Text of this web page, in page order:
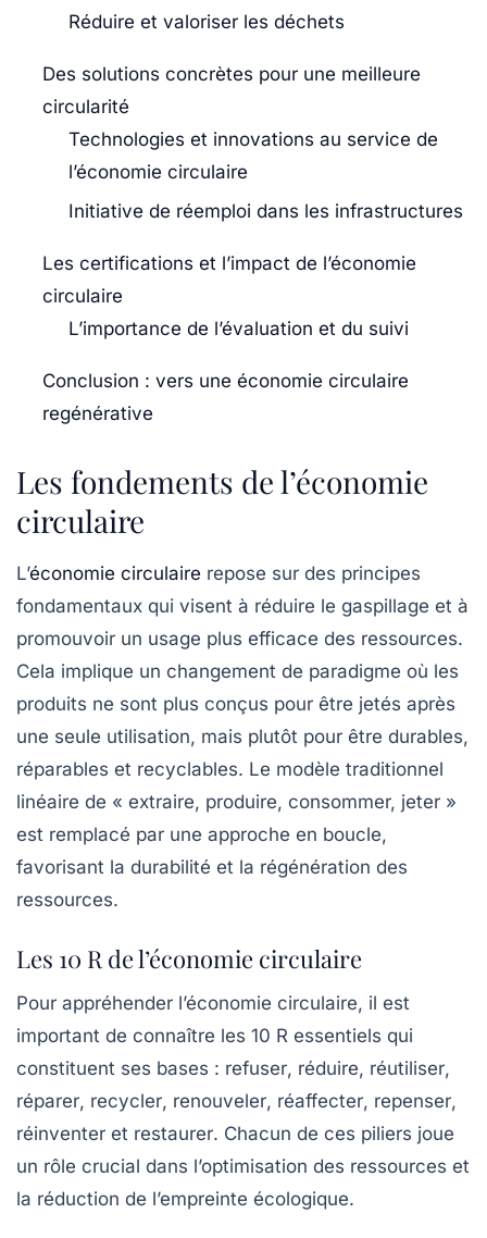
Réduire et valoriser les déchets
Des solutions concrètes pour une meilleure
circularité
Technologies et innovations au service de
l’économie circulaire
Initiative de réemploi dans les infrastructures
Les certifications et l’impact de l’économie
circulaire
L’importance de l’évaluation et du suivi
Conclusion : vers une économie circulaire
regénérative
Les fondements de l’économie
circulaire
L’économie circulaire repose sur des principes
fondamentaux qui visent à réduire le gaspillage et à
promouvoir un usage plus efficace des ressources.
Cela implique un changement de paradigme où les
produits ne sont plus conçus pour être jetés après
une seule utilisation, mais plutôt pour être durables,
réparables et recyclables. Le modèle traditionnel
linéaire de « extraire, produire, consommer, jeter »
est remplacé par une approche en boucle,
favorisant la durabilité et la régénération des
ressources.
Les 10 R de l’économie circulaire
Pour appréhender l’économie circulaire, il est
important de connaître les 10 R essentiels qui
constituent ses bases : refuser, réduire, réutiliser,
réparer, recycler, renouveler, réaffecter, repenser,
réinventer et restaurer. Chacun de ces piliers joue
un rôle crucial dans l’optimisation des ressources et
la réduction de l’empreinte écologique.